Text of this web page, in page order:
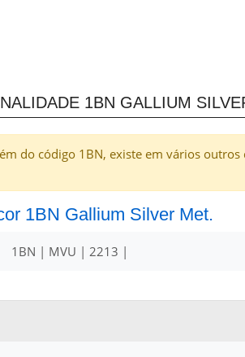
1BN GALLIUM
do código 1BN, existe em vários outros
1BN Gallium Silver Met.
1BN | MVU | 2213 |